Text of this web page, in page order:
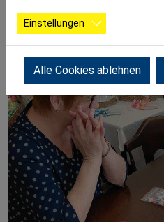
Einstellungen
Alle Cookies ablehnen